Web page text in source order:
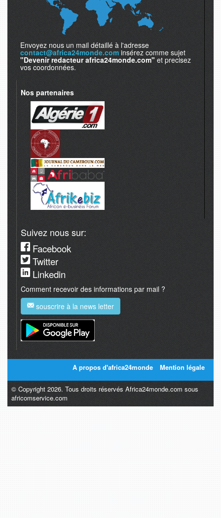
Envoyez nous un mail détaillé à l'adresse
contact@africa24monde.com insérez comme sujet
"Devenir redacteur africa24monde.com" et precisez
vos coordonnées.
Nos partenaires
Suivez nous sur:
Facebook
Twitter
Linkedin
Comment recevoir des informations par mail ?
souscrire à la news letter
A propos d'africa24monde Mention légale
© Copyright 2026. Tous droits réservés Africa24monde.com sous
africomservice.com